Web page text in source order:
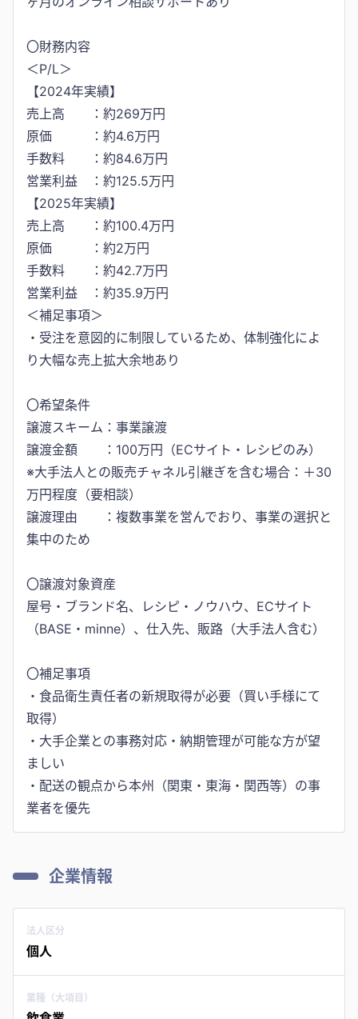
〇財務内容
＜P/L＞
【2024年実績】
売上高 ：約269万円
原価 ：約4.6万円
手数料 ：約84.6万円
営業利益 ：約125.5万円
【2025年実績】
売上高 ：約100.4万円
原価 ：約2万円
手数料 ：約42.7万円
営業利益 ：約35.9万円
＜補足事項＞
・受注を意図的に制限しているため、体制強化によ
り大幅な売上拡大余地あり
〇希望条件
譲渡スキーム：事業譲渡
譲渡金額 ：100万円（ECサイト・レシピのみ）
※大手法人との販売チャネル引継ぎを含む場合：＋30
万円程度（要相談）
譲渡理由 ：複数事業を営んでおり、事業の選択と
集中のため
〇譲渡対象資産
屋号・ブランド名、レシピ・ノウハウ、ECサイト
（BASE・minne）、仕入先、販路（大手法人含む）
〇補足事項
・食品衛生責任者の新規取得が必要（買い手様にて
取得）
・大手企業との事務対応・納期管理が可能な方が望
ましい
・配送の観点から本州（関東・東海・関西等）の事
業者を優先
企業情報
法人区分
個人
業種（大項目）